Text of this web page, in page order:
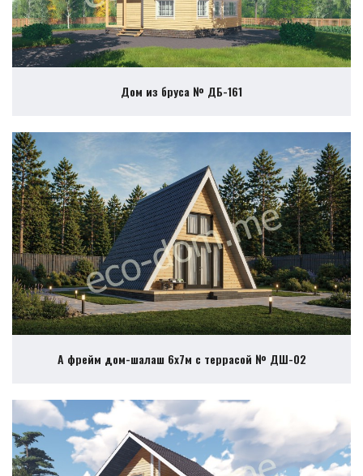
Дом из бруса № ДБ-161
А фрейм дом-шалаш 6х7м с террасой № ДШ-02